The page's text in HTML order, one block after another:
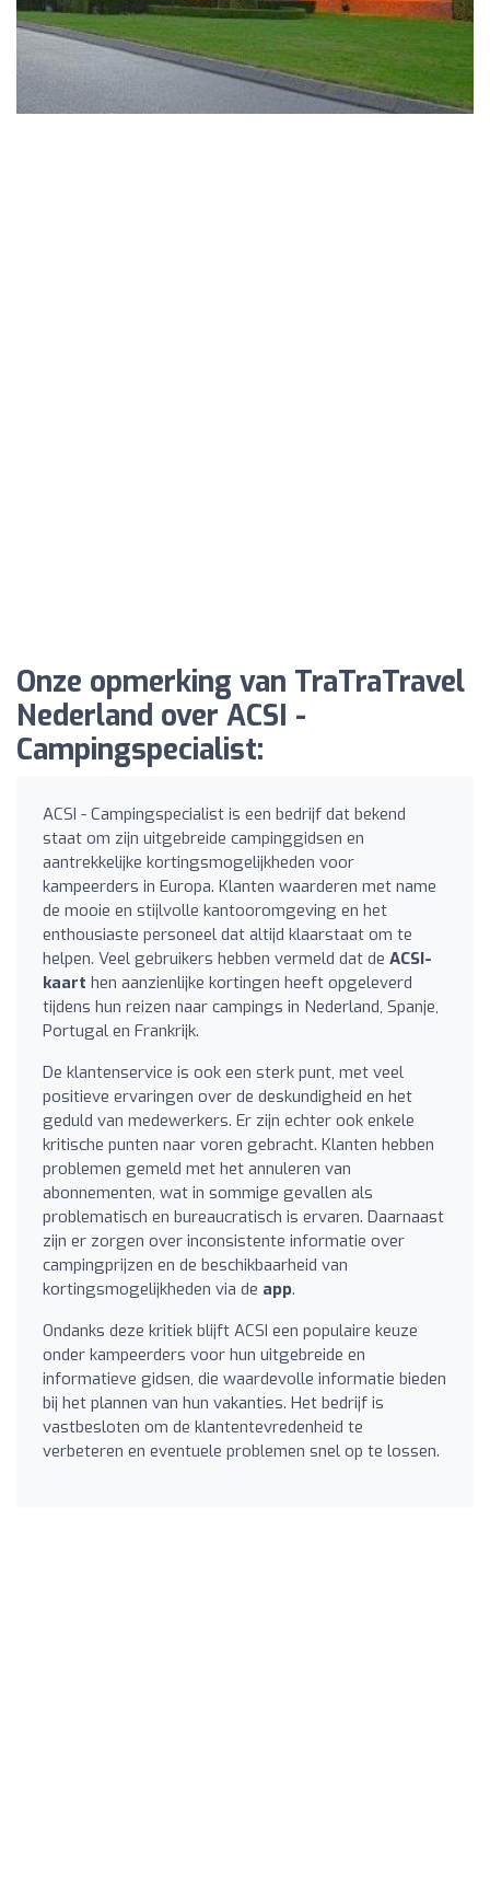
Onze opmerking van TraTraTravel
Nederland over ACSI -
Campingspecialist:
ACSI - Campingspecialist is een bedrijf dat bekend
staat om zijn uitgebreide campinggidsen en
aantrekkelijke kortingsmogelijkheden voor
kampeerders in Europa. Klanten waarderen met name
de mooie en stijlvolle kantooromgeving en het
enthousiaste personeel dat altijd klaarstaat om te
helpen. Veel gebruikers hebben vermeld dat de ACSI-
kaart hen aanzienlijke kortingen heeft opgeleverd
tijdens hun reizen naar campings in Nederland, Spanje,
Portugal en Frankrijk.
De klantenservice is ook een sterk punt, met veel
positieve ervaringen over de deskundigheid en het
geduld van medewerkers. Er zijn echter ook enkele
kritische punten naar voren gebracht. Klanten hebben
problemen gemeld met het annuleren van
abonnementen, wat in sommige gevallen als
problematisch en bureaucratisch is ervaren. Daarnaast
zijn er zorgen over inconsistente informatie over
campingprijzen en de beschikbaarheid van
kortingsmogelijkheden via de app.
Ondanks deze kritiek blijft ACSI een populaire keuze
onder kampeerders voor hun uitgebreide en
informatieve gidsen, die waardevolle informatie bieden
bij het plannen van hun vakanties. Het bedrijf is
vastbesloten om de klantentevredenheid te
verbeteren en eventuele problemen snel op te lossen.